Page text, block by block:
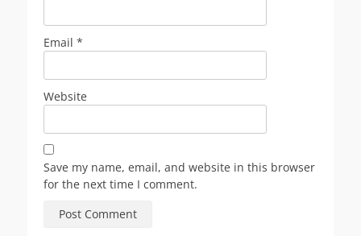
Email *
Website
Save my name, email, and website in this browser
for the next time I comment.